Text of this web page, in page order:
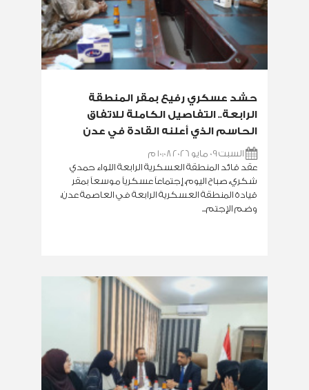
حشد عسكري رفيع بمقر المنطقة
الرابعة.. التفاصيل الكاملة للاتفاق
الحاسم الذي أعلنه القادة في عدن
السبت 09 مايو 2026 10:08 م
عقد قائد المنطقة العسكرية الرابعة اللواء حمدي
شكري، صباح اليوم، إجتماعاً عسكرياً موسعاً بمقر
قيادة المنطقة العسكرية الرابعة في العاصمة عدن،
وضم الإجتم...